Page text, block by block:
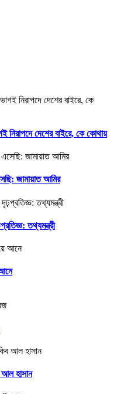
নিরাপদে দেশের বাইরে, কে কোথায়
জামায়াত আমির
তথ্যমন্ত্রী
আল হাসান